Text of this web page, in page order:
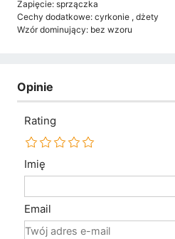
Zapięcie: sprzączka
Cechy dodatkowe: cyrkonie , dżety
Wzór dominujący: bez wzoru
Opinie
Rating
Imię
Email